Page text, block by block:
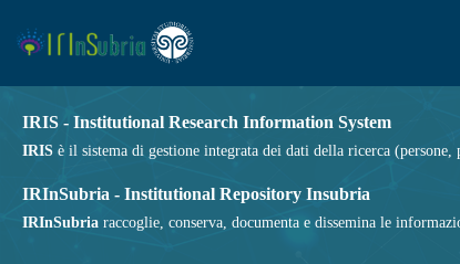
IRIS - Institutional Research Information System
IRIS è il sistema di gestione integrata dei dati della ricerca
IRInSubria - Institutional Repository Insubria
IRInSubria raccoglie, conserva, documenta e dissemina le